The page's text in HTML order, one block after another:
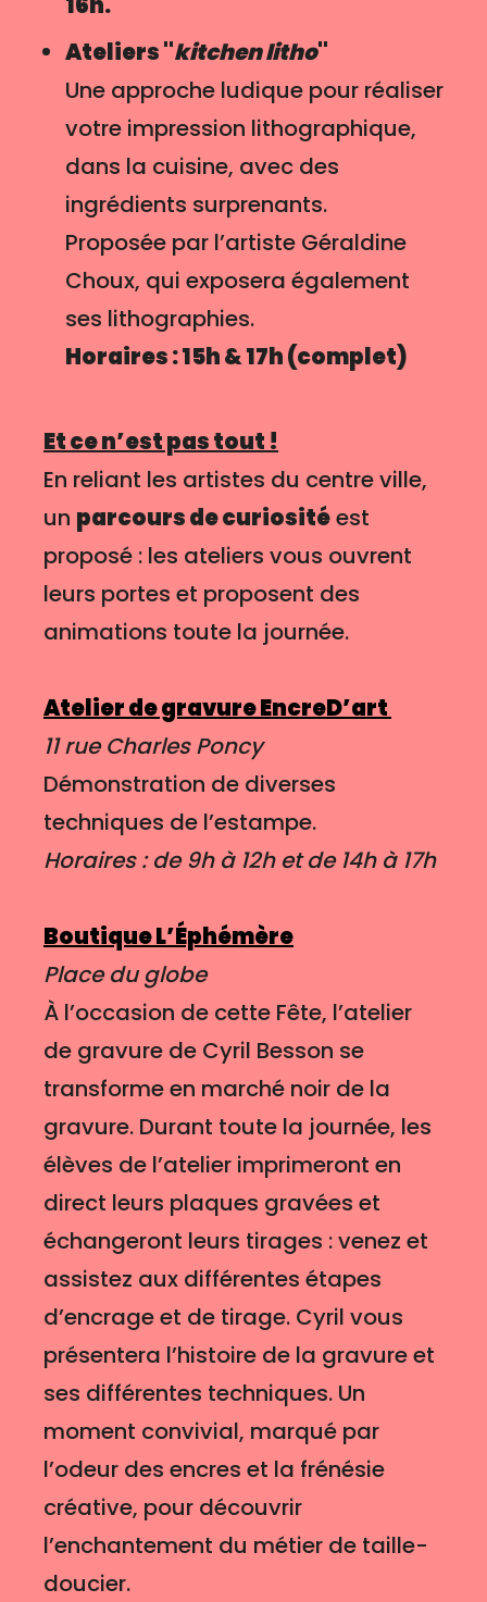
Ateliers "kitchen litho"
Une approche ludique pour réaliser
votre impression lithographique,
dans la cuisine, avec des
ingrédients surprenants.
Proposée par l’artiste Géraldine
Choux, qui exposera également
ses lithographies.
Horaires : 15h & 17h (complet)
Et ce n’est pas tout !
En reliant les artistes du centre ville,
un parcours de curiositéest
proposé : les ateliers vous ouvrent
leurs portes et proposent des
animations toute la journée.
Atelier de gravure EncreD’art
11 rue Charles Poncy
Démonstration de diverses
techniques de l’estampe.
Horaires : de 9h à 12h et de 14h à 17h
Boutique L’Éphémère
Place du globe
À l’occasion de cette Fête, l’atelier
de gravure de Cyril Besson se
transforme en marché noir de la
gravure. Durant toute la journée, les
élèves de l’atelier imprimeront en
direct leurs plaques gravées et
échangeront leurs tirages : venez et
assistez aux différentes étapes
d’encrage et de tirage. Cyril vous
présentera l’histoire de la gravure et
ses différentes techniques. Un
moment convivial, marqué par
l’odeur des encres et la frénésie
créative, pour découvrir
l’enchantement du métier de taille-
doucier.